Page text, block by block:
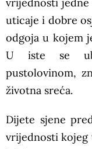
vrijednosti jedne
uticaje i dobre
odgoja u kojem
U iste se
pustolovinom,
životna sreća.
Dijete sjene
vrijednosti kojeg